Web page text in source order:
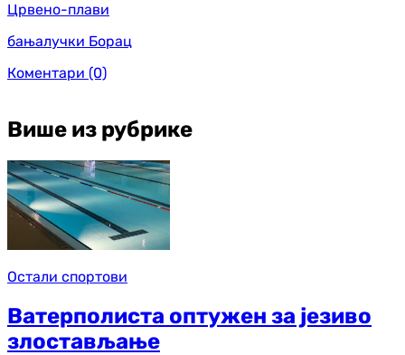
Црвено-плави
бањалучки Борац
Коментари (0)
Више из рубрике
Остали спортови
Ватерполиста оптужен за језиво
злостављање